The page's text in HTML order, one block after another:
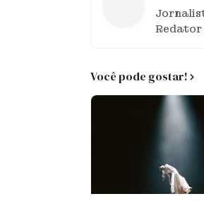
Redator
Você pode gostar!